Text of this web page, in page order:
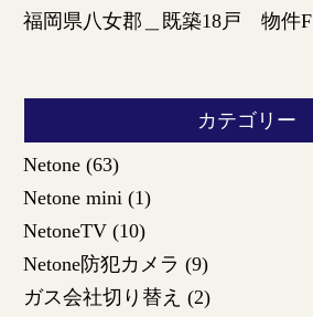
福岡県八女郡＿既築18戸 物件F
カテゴリー
Netone (63)
Netone mini (1)
NetoneTV (10)
Netone防犯カメラ (9)
ガス会社切り替え (2)